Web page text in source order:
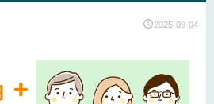
2025-09-04